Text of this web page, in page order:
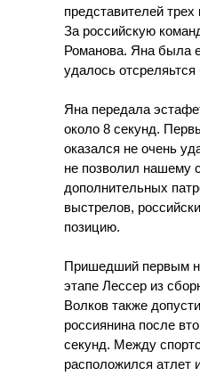
представителей
За российскую
Романова. Яна была
удалось
Яна передала
около 8 секунд.
оказался не очень
не позволил нашему
дополнительных
выстрелов,
позицию.
Пришедший первым
этапе Лессер из
Волков также
россиянина после
секунд. Между
расположился атлет